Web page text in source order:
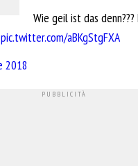
Wie geil ist das
pic.twitter.com/aBKgStgFXA
2018